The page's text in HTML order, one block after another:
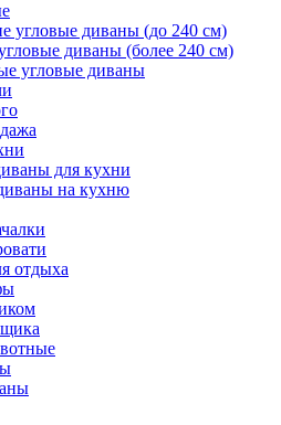
угловые диваны (до 240 см)
диваны (более 240 см)
угловые диваны
для кухни
на кухню
отдыха